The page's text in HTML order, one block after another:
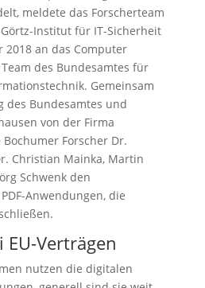
meldete das Forscherteam
Institut für IT-Sicherheit
an das Computer
des Bundesamtes für
Gemeinsam
des Bundesamtes und
von der Firma
Forscher Dr.
Christian Mainka, Martin
Schwenk den
Anwendungen, die
Verträgen
nutzen die digitalen